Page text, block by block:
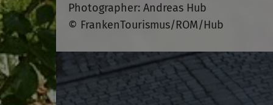
Photographer: Andreas Hub
© FrankenTourismus/ROM/Hub